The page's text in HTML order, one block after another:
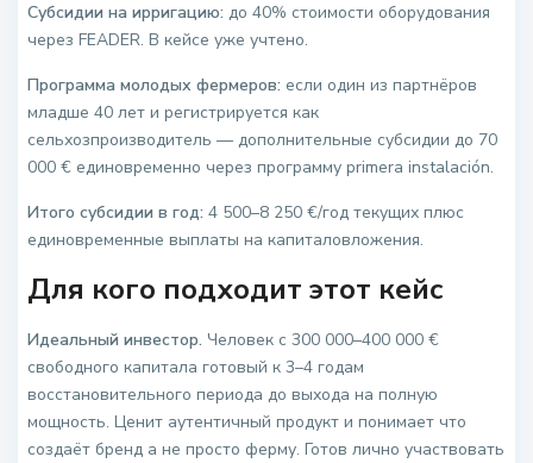
Субсидии на ирригацию: до 40% стоимости оборудования
через FEADER. В кейсе уже учтено.
Программа молодых фермеров: если один из партнёров
младше 40 лет и регистрируется как
сельхозпроизводитель — дополнительные субсидии до 70
000 € единовременно через программу primera instalación.
Итого субсидии в год: 4 500–8 250 €/год текущих плюс
единовременные выплаты на капиталовложения.
Для кого подходит этот кейс
Идеальный инвестор. Человек с 300 000–400 000 €
свободного капитала готовый к 3–4 годам
восстановительного периода до выхода на полную
мощность. Ценит аутентичный продукт и понимает что
создаёт бренд а не просто ферму. Готов лично участвовать